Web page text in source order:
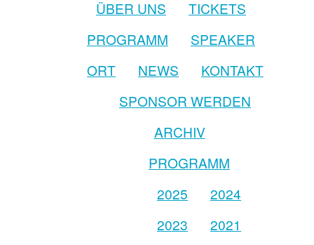
ÜBER UNS
TICKETS
PROGRAMM
SPEAKER
ORT
NEWS
KONTAKT
SPONSOR WERDEN
ARCHIV
PROGRAMM
2025
2024
2023
2021